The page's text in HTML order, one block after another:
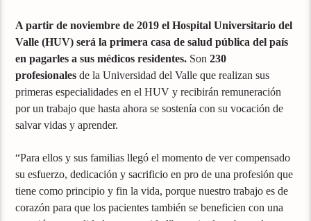
A partir de noviembre de 2019 el Hospital Universitario del
Valle (HUV) será la primera casa de salud pública del país
en pagarles a sus médicos residentes. Son 230
profesionales de la Universidad del Valle que realizan sus
primeras especialidades en el HUV y recibirán remuneración
por un trabajo que hasta ahora se sostenía con su vocación de
salvar vidas y aprender.
“Para ellos y sus familias llegó el momento de ver compensado
su esfuerzo, dedicación y sacrificio en pro de una profesión que
tiene como principio y fin la vida, porque nuestro trabajo es de
corazón para que los pacientes también se beneficien con una